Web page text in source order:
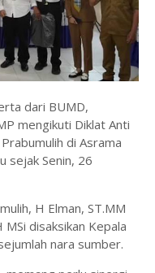
dari BUMD,
mengikuti Diklat Anti
di Asrama
sejak Senin, 26
H Elman, ST.MM
disaksikan Kepala
nara sumber.